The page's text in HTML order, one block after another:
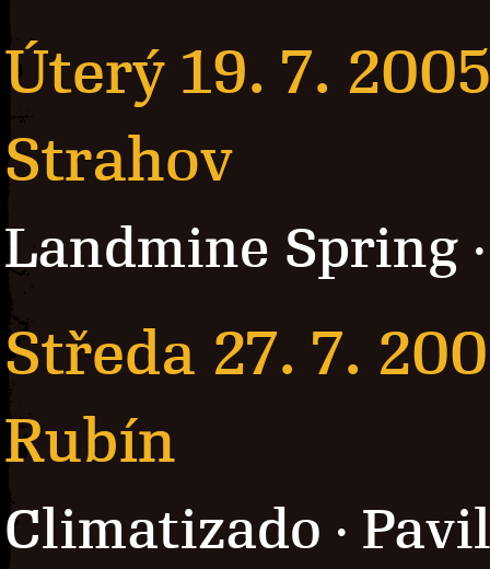
Úterý 19. 7. 2005
Strahov
Landmine Spring
Středa 27. 7.
Rubín
Climatizado ·